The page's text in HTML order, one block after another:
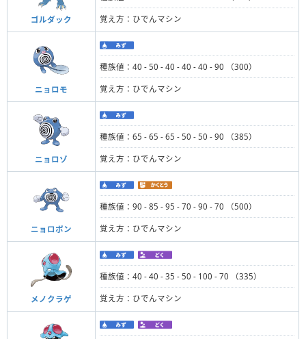
ゴルダック 覚え方：ひでんマシン
ニョロモ
種族値：40 - 50 - 40 - 40 - 40 - 90 （300）
覚え方：ひでんマシン
ニョロゾ
種族値：65 - 65 - 65 - 50 - 50 - 90 （385）
覚え方：ひでんマシン
ニョロボン
種族値：90 - 85 - 95 - 70 - 90 - 70 （500）
覚え方：ひでんマシン
メノクラゲ
種族値：40 - 40 - 35 - 50 - 100 - 70 （335）
覚え方：ひでんマシン